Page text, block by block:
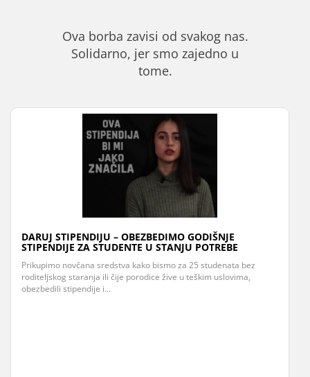
Ova borba zavisi od svakog nas.
Solidarno, jer smo zajedno u
tome.
DARUJ STIPENDIJU – OBEZBEDIMO GODIŠNJE
STIPENDIJE ZA STUDENTE U STANJU POTREBE
Prikupimo novčana sredstva kako bismo za 25 studenata bez
roditeljskog staranja ili čije porodice žive u teškim uslovima,
obezbedili stipendije i...